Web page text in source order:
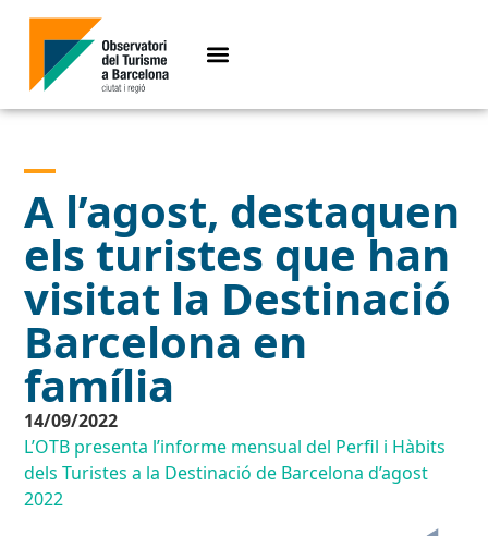
A l’agost, destaquen
els turistes que han
visitat la Destinació
Barcelona en
família
14/09/2022
L’OTB presenta l’informe mensual del Perfil i Hàbits
dels Turistes a la Destinació de Barcelona d’agost
2022